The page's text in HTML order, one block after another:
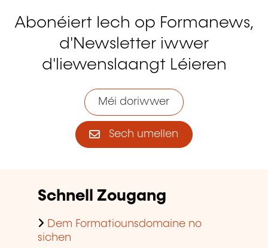
Abonéiert Iech op Formanews,
d'Newsletter iwwer
d'liewenslaangt Léieren
Méi doriwwer
Sech umellen
Schnell Zougang
Dem Formatiounsdomaine no
sichen